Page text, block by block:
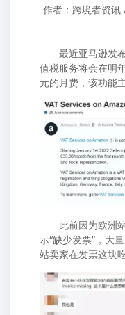
作者：跨境者资讯
最近亚马逊发布
值税服务将会在明
元的月费，该功能
此前因为欧洲站
示“缺少发票”，大
站卖家在发票这块